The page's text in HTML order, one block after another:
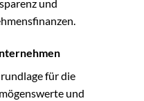
und
für die
und